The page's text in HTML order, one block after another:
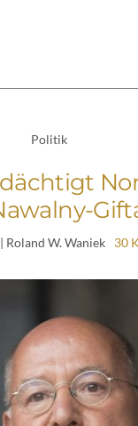
Politik
| Roland W. Waniek 30